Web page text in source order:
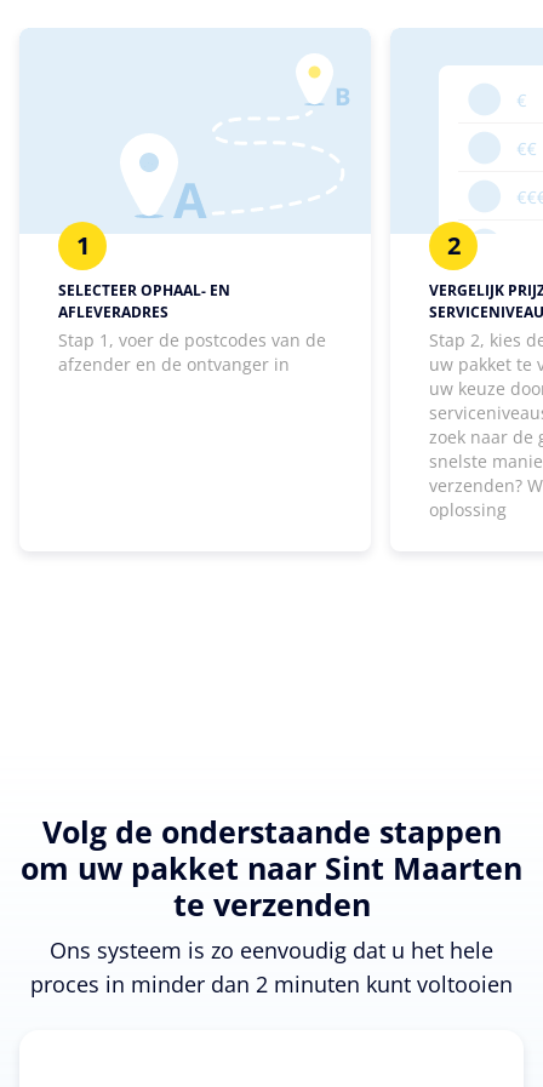
1
SELECTEER OPHAAL- EN
AFLEVERADRES
Stap 1, voer de postcodes van de
afzender en de ontvanger in
2
VERGELIJK
Stap 2, kies
uw pakket te
uw keuze
zoek naar de
snelste
verzenden?
oplossing
Volg de onderstaande stappen
om uw pakket naar Sint Maarten
te verzenden
Ons systeem is zo eenvoudig dat u het hele
proces in minder dan 2 minuten kunt voltooien